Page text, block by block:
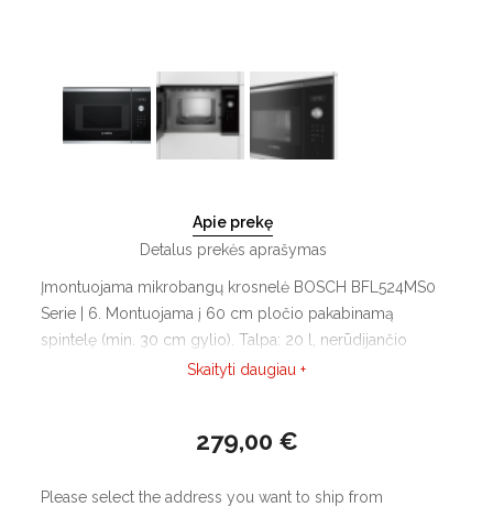
Apie prekę
Detalus prekės aprašymas
Įmontuojama mikrobangų krosnelė BOSCH BFL524MS0
Serie | 6. Montuojama į 60 cm pločio pakabinamą
spintelę (min. 30 cm gylio). Talpa: 20 l, nerūdijančio
plieno paviršius. Besisukanti stiklinė 25,5 cm skersmens
Skaityti daugiau +
279,00 €
Please select the address you want to ship from